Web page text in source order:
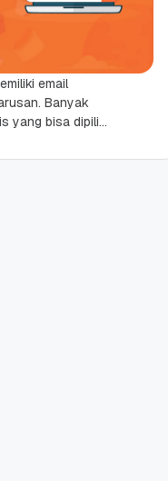
email
Banyak
yang bisa dipilih
Microsoft.